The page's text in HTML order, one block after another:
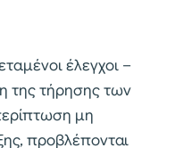
έλεγχοι –
της τήρησης των
μη
προβλέπονται